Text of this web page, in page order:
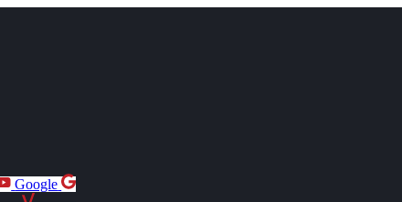
Google